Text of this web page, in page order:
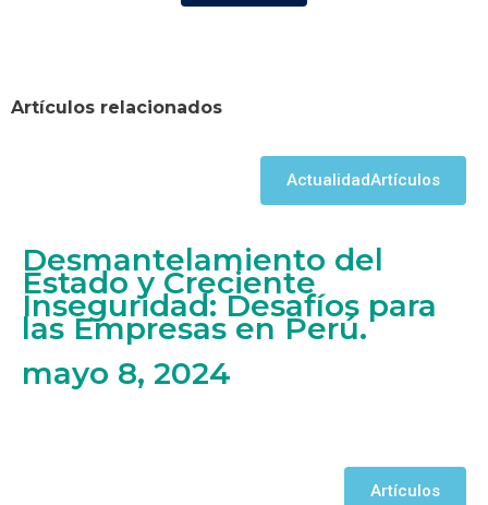
Artículos relacionados
ActualidadArtículos
Desmantelamiento del
Estado y Creciente
Inseguridad: Desafíos para
las Empresas en Perú.
mayo 8, 2024
Artículos